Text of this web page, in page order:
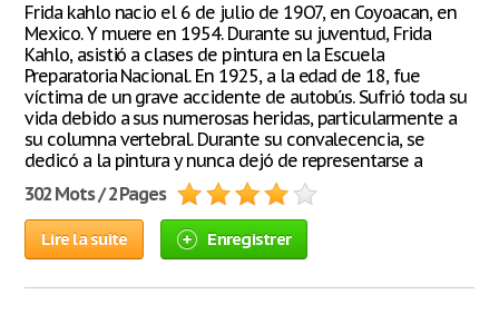
Frida kahlo nacio el 6 de julio de 19O7, en Coyoacan, en
Mexico. Y muere en 1954. Durante su juventud, Frida
Kahlo, asistió a clases de pintura en la Escuela
Preparatoria Nacional. En 1925, a la edad de 18, fue
víctima de un grave accidente de autobús. Sufrió toda su
vida debido a sus numerosas heridas, particularmente a
su columna vertebral. Durante su convalecencia, se
dedicó a la pintura y nunca dejó de representarse a
302 Mots / 2 Pages
Lire la suite Enregistrer